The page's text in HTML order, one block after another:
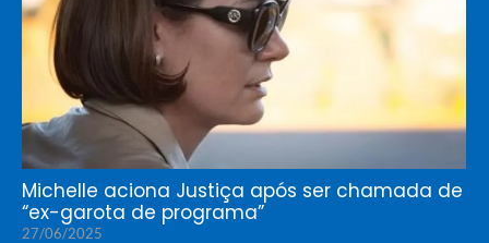
Michelle aciona Justiça após ser chamada de
“ex-garota de programa”
27/06/2025